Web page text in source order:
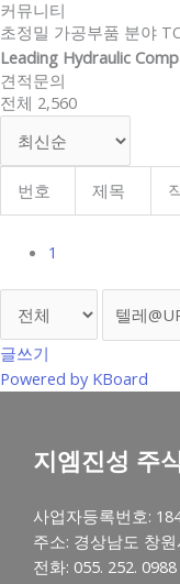
콘
텐
츠
로
건
뛰
커뮤니티
초정밀 가공부품 분야
Leading Hydraulic
견적문의
전체 2,560
번호 제목
1
글쓰기
Powered by KBoard
지엠진성 주
사업자등록번호:
주소: 경상남도 창
전화: 055. 252.